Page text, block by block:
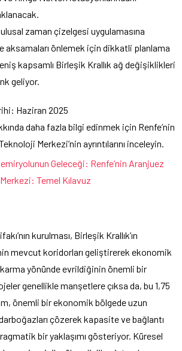
zaman çizelgesi uygulamasına
aksamaları önlemek için dikkatli planlama
kapsamlı Birleşik Krallık ağ değişiklikleri
geliyor.
Haziran 2025
daha fazla bilgi edinmek için Renfe’nin
Merkezi’nin ayrıntılarını inceleyin.
Geleceği: Renfe’nin Aranjuez
Temel Kılavuz
kurulması, Birleşik Krallık’ın
mevcut koridorları geliştirerek ekonomik
yönünde evrildiğinin önemli bir
genellikle manşetlere çıksa da, bu 1,75
önemli bir ekonomik bölgede uzun
çözerek kapasite ve bağlantı
bir yaklaşımı gösteriyor. Küresel